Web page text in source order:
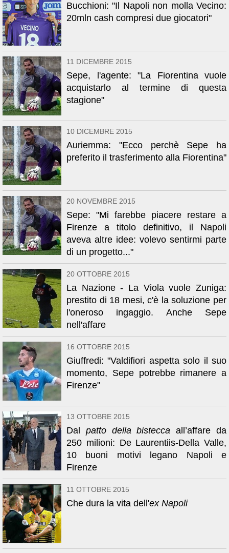
Bucchioni: "Il Napoli non molla Vecino:
20mln cash compresi due giocatori"
11 DICEMBRE 2015
Sepe, l'agente: "La Fiorentina vuole
acquistarlo al termine di questa
stagione"
10 DICEMBRE 2015
Auriemma: "Ecco perchè Sepe ha
preferito il trasferimento alla Fiorentina"
20 NOVEMBRE 2015
Sepe: "Mi farebbe piacere restare a
Firenze a titolo definitivo, il Napoli
aveva altre idee: volevo sentirmi parte
di un progetto..."
20 OTTOBRE 2015
La Nazione - La Viola vuole Zuniga:
prestito di 18 mesi, c'è la soluzione per
l'oneroso ingaggio. Anche Sepe
nell'affare
16 OTTOBRE 2015
Giuffredi: "Valdifiori aspetta solo il suo
momento, Sepe potrebbe rimanere a
Firenze"
13 OTTOBRE 2015
Dal patto della bistecca all’affare da
250 milioni: De Laurentiis-Della Valle,
10 buoni motivi legano Napoli e
Firenze
11 OTTOBRE 2015
Che dura la vita dell'ex Napoli